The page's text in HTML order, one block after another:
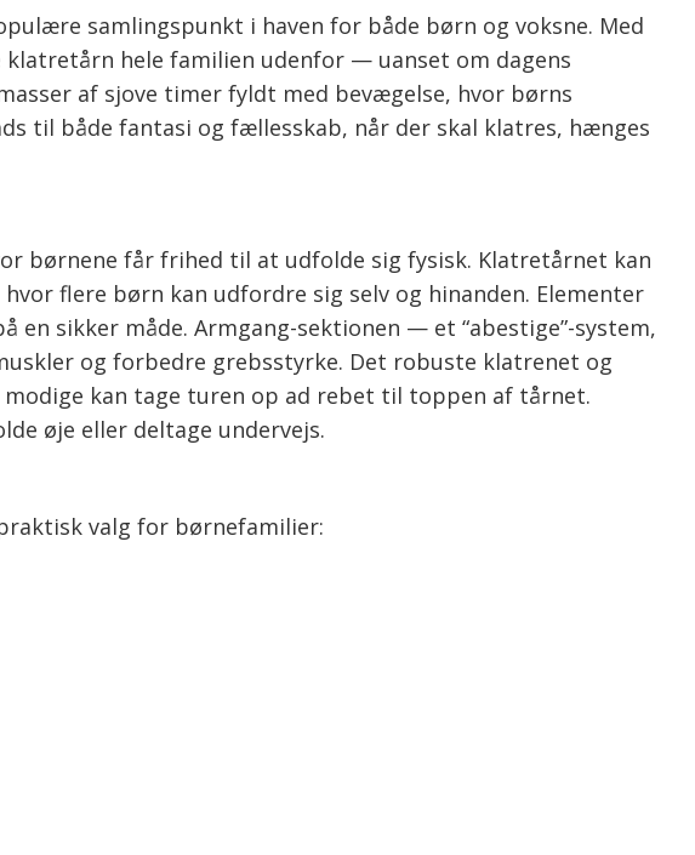
samlingspunkt i haven for både børn og voksne. Med
hele familien udenfor — uanset om dagens
af sjove timer fyldt med bevægelse, hvor børns
til både fantasi og fællesskab, når der skal klatres, hænges
børnene får frihed til at udfolde sig fysisk. Klatretårnet kan
flere børn kan udfordre sig selv og hinanden. Elementer
sikker måde. Armgang-sektionen — et “abestige”-system,
og forbedre grebsstyrke. Det robuste klatrenet og
kan tage turen op ad rebet til toppen af tårnet.
øje eller deltage undervejs.
valg for børnefamilier: